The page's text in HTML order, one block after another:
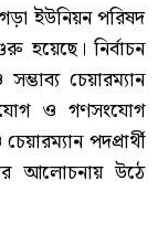
ইউনিয়ন পরিষদ
হয়েছে। নির্বাচন
চেয়ারম্যান
ও গণসংযোগ
পদপ্রার্থী
আলোচনায় উঠে